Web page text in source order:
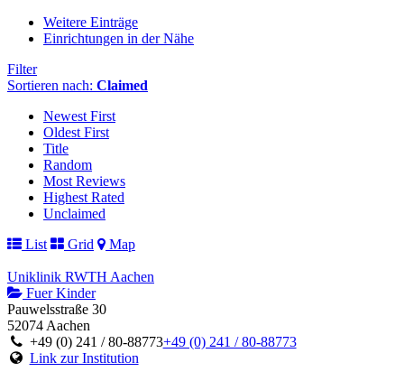
Weitere Einträge
Einrichtungen in der Nähe
Filter
Sortieren nach: Claimed
Newest First
Oldest First
Title
Random
Most Reviews
Highest Rated
Unclaimed
List
Grid Map
Uniklinik RWTH Aachen
Fuer Kinder
Pauwelsstraße 30
52074 Aachen
+49 (0) 241 / 80-88773+49 (0) 241 / 80-88773
Link zur Institution